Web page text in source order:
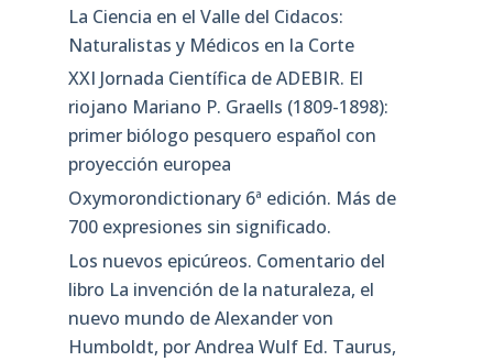
La Ciencia en el Valle del Cidacos:
Naturalistas y Médicos en la Corte
XXI Jornada Científica de ADEBIR. El
riojano Mariano P. Graells (1809-1898):
primer biólogo pesquero español con
proyección europea
Oxymorondictionary 6ª edición. Más de
700 expresiones sin significado.
Los nuevos epicúreos. Comentario del
libro La invención de la naturaleza, el
nuevo mundo de Alexander von
Humboldt, por Andrea Wulf Ed. Taurus,